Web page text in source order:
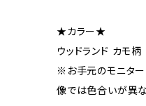
★カラー★
ウッドランド カモ
※お手元のモニター
像では色合いが異